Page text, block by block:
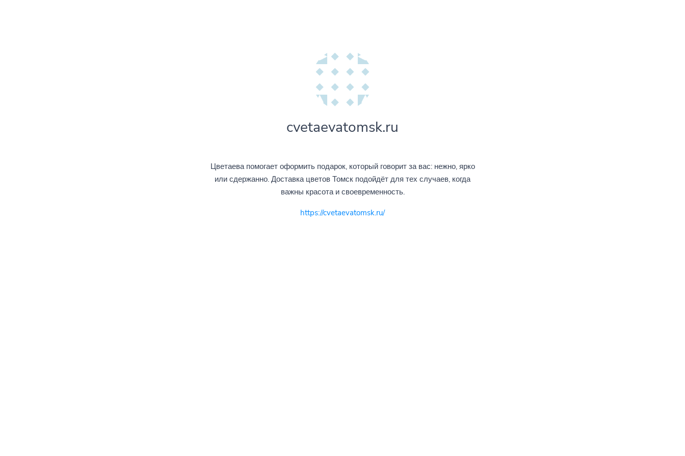
cvetaevatomsk.ru
Цветаева помогает оформить подарок, который говорит за вас: нежно, ярко
или сдержанно. Доставка цветов Томск подойдёт для тех случаев, когда
важны красота и своевременность.
https://cvetaevatomsk.ru/